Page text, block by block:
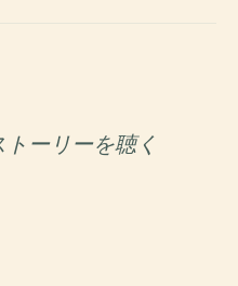
ーリーを聴く